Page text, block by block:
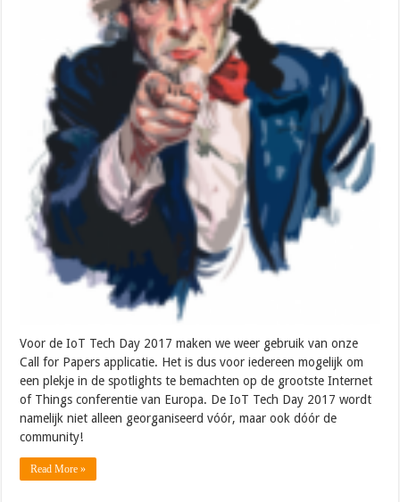
Voor de IoT Tech Day 2017 maken we weer gebruik van onze
Call for Papers applicatie. Het is dus voor iedereen mogelijk om
een plekje in de spotlights te bemachten op de grootste Internet
of Things conferentie van Europa. De IoT Tech Day 2017 wordt
namelijk niet alleen georganiseerd vóór, maar ook dóór de
community!
Read More »